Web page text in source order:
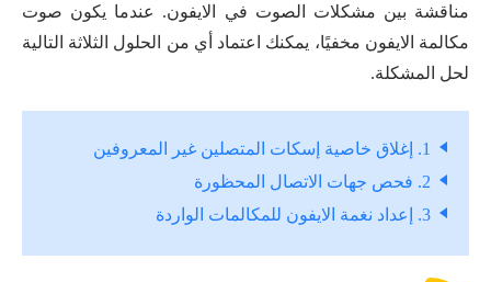
مناقشة بين مشكلات الصوت في الايفون. عندما يكون صوت
مكالمة الايفون مخفيًا، يمكنك اعتماد أي من الحلول الثلاثة التالية
لحل المشكلة.
1. إغلاق خاصية إسكات المتصلين غير المعروفين
2. فحص جهات الاتصال المحظورة
3. إعداد نغمة الايفون للمكالمات الواردة